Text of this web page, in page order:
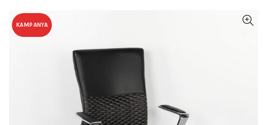
KAMPANYA